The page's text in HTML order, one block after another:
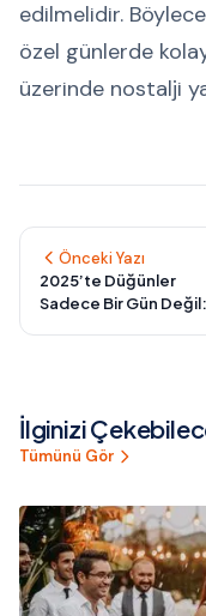
edilmelidir.
özel günlerde
üzerinde nostalji
Önceki Yazı
2025’te Düğünler
Sadece Bir Gün Değil:
İlginizi
Tümünü Gör